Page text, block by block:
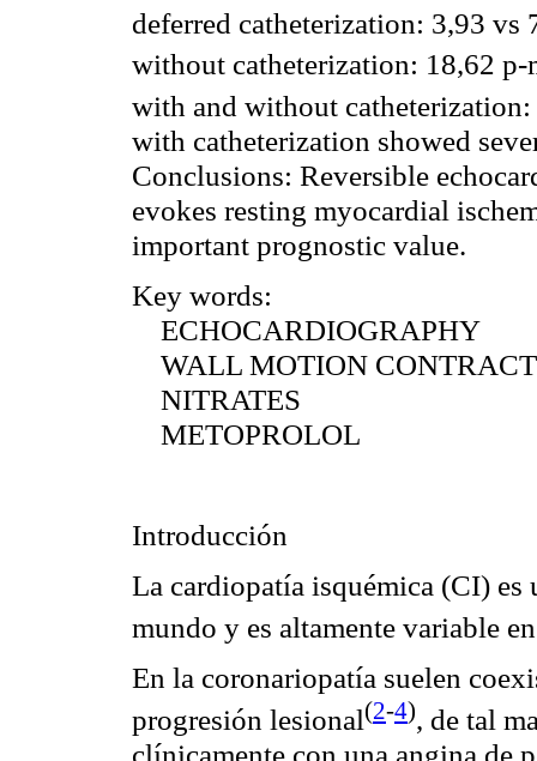
deferred catheterization: 3,93 vs
without catheterization: 18,62 p-
with and without
with catheterization showed
Conclusions: Reversible
evokes resting myocardial
important prognostic value.
Key words:
ECHOCARDIOGRAPHY
WALL MOTION
NITRATES
METOPROLOL
Introducción
La cardiopatía isquémica (CI) es
mundo y es altamente variable
En la coronariopatía suelen
progresión lesional(2-4), de tal
clínicamente con una angina de